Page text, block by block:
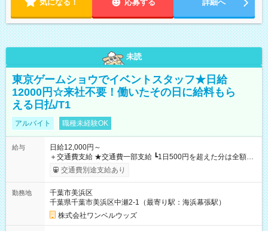
気になる！ 応募する 詳細へ
未読
東京ゲームショウでイベントスタッフ★日給
12000円☆来社不要！働いたその日に給料もら
える日払/T1
アルバイト 職種未経験OK
給与
日給12,000円～
＋交通費支給 ★交通費一部支給 ┗1日500円を超えた分は全額支
給！ ※往復500円以内の方は自己負担となります ★日払いOK！
（規定あり） ┗働いたその日に現金GET♪ お仕事後はコンビニ
なし
交通費別途支給あり
勤務地
千葉市美浜区
千葉県千葉市美浜区中瀬2-1（最寄り駅：海浜幕張駅）
株式会社ワンベルウッズ